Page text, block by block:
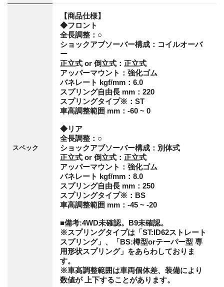
スペック
【商品仕様】
◆フロント
全長調整：○
ショックアブソーバー構成：コイルオーバ
ー
正立式 or 倒立式：正立式
アッパーマウント：強化ゴム
バネレート kgf/mm：6.0
スプリング自由長 mm：220
スプリングタイプ※：ST
車高調整範囲 mm：-60 ~ 0
◆リア
全長調整：○
ショックアブソーバー構成：別体式
正立式 or 倒立式：正立式
アッパーマウント：強化ゴム
バネレート kgf/mm：8.0
スプリング自由長 mm：250
スプリングタイプ※：BS
車高調整範囲 mm：-45 ~ -20
■備考:4WD未確認。B9未確認。
※スプリングタイプは「ST:ID62ストレート
スプリング」、「BS:樽型orテーパー型 専
用形状スプリング」をあらわしておりま
す。
※車高調整範囲は車両個体差、装備により
数値が 上下することがあります。